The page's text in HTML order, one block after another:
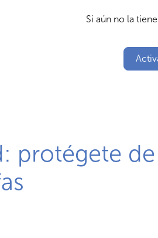
Si aún no la
protégete